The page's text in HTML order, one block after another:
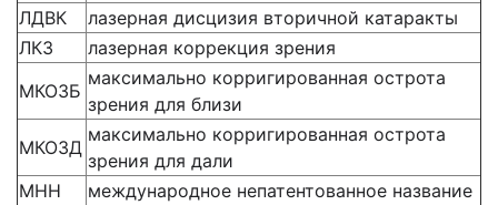
ЛДВК
лазерная дисцизия вторичной катаракты
ЛКЗ
лазерная коррекция зрения
МКОЗБ
максимально корригированная острота
зрения для близи
МКОЗД
максимально корригированная острота
зрения для дали
МНН
международное непатентованное название